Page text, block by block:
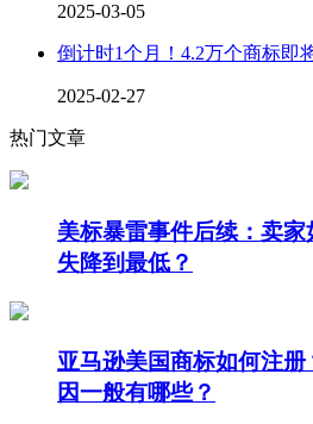
2025-03-05
倒计时1个月！4.2万个商标即
2025-02-27
热门文章
美标暴雷事件后续：卖
失降到最低？
亚马逊美国商标如何注
因一般有哪些？